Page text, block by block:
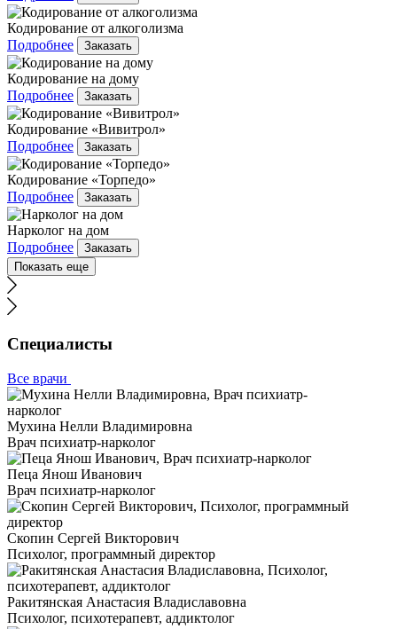
Кодирование от алкоголизма
Подробнее
Заказать
Кодирование на дому
Подробнее
Заказать
Кодирование «Вивитрол»
Подробнее
Заказать
Кодирование «Торпедо»
Подробнее
Заказать
Нарколог на дом
Подробнее
Заказать
Показать еще
Специалисты
Все врачи
Мухина Нелли Владимировна
Врач психиатр-нарколог
Пеца Янош Иванович
Врач психиатр-нарколог
Скопин Сергей Викторович
Психолог, программный директор
Ракитянская Анастасия Владиславовна
Психолог, психотерапевт, аддиктолог